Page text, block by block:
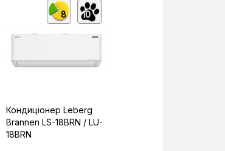
8 10
Кондиціонер Leberg
Brannen LS-18BRN / LU-
18BRN